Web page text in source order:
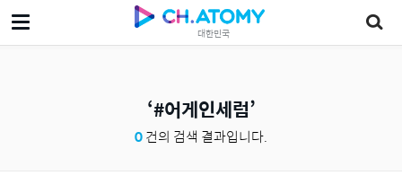
대한민국
#어게인세럼
0건의 검색 결과입니다.